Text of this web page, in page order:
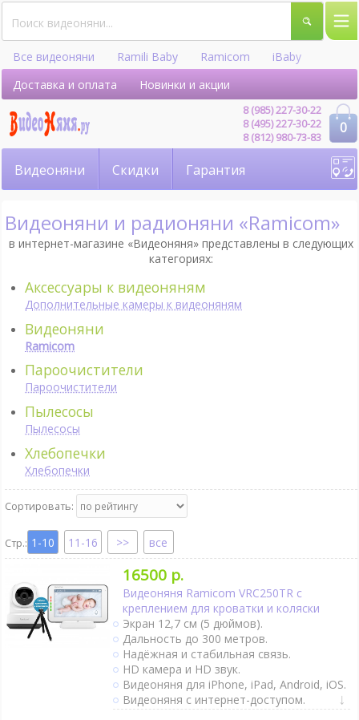
Все видеоняни Ramili Baby Ramicom
iBaby
Hellobaby
Доставка и оплата Новинки и акции
0
8 (985) 227-30-22
8 (495) 227-30-22
8 (812) 980-73-83
Видеоняни Скидки Гарантия
Видеоняни и радионяни «Ramicom»
в интернет-магазине «Видеоняня» представлены в следующих
категориях:
Аксессуары к видеоняням
Дополнительные камеры к видеоняням
Видеоняни
Ramicom
Пароочистители
Пароочистители
Пылесосы
Пылесосы
Хлебопечки
Хлебопечки
Сортировать:
1-10 11-16 все
16500 р.
Видеоняня Ramicom VRC250TR с
креплением для кроватки и коляски
Экран 12,7 см (5 дюймов).
Дальность до 300 метров.
Надёжная и стабильная связь.
HD камера и HD звук.
Видеоняня для iPhone, iPad, Android, iOS.
Видеоняня с интернет-доступом.